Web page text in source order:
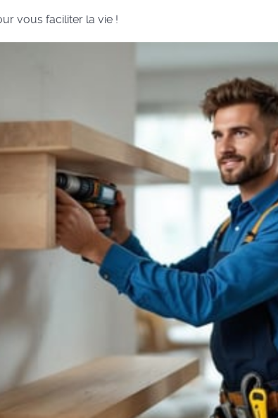
vous faciliter la vie !